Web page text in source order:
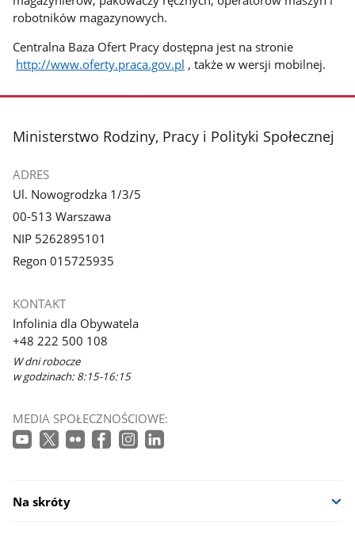
robotników magazynowych.
Centralna Baza Ofert Pracy dostępna jest na stronie
http://www.oferty.praca.gov.pl , także w wersji mobilnej.
stopka
Ministerstwo Rodziny, Pracy i Polityki Społecznej
ADRES
Ul. Nowogrodzka 1/3/5
00-513 Warszawa
NIP 5262895101
Regon 015725935
KONTAKT
Infolinia dla Obywatela
+48 222 500 108
W dni robocze
w godzinach: 8:15-16:15
MEDIA SPOŁECZNOŚCIOWE:
Na skróty